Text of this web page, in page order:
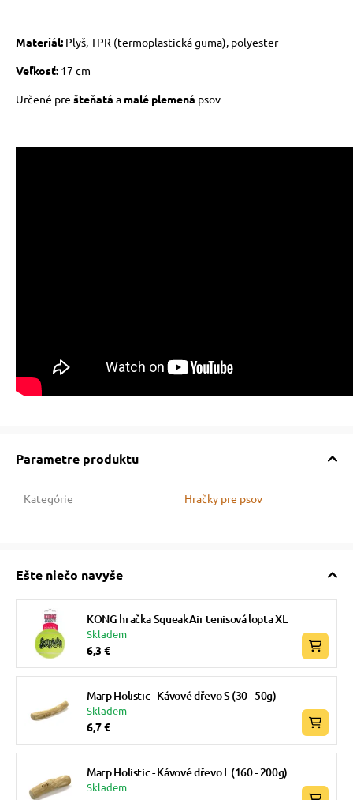
Materiál:Plyš, TPR (termoplastická guma), polyester
Veľkosť:17 cm
Určené pre šteňatá a malé plemená psov
Parametre produktu
Kategórie Hračky pre psov
Ešte niečo navyše
KONG hračka SqueakAir tenisová lopta XL
Skladem
6,3 €
Marp Holistic - Kávové dřevo S (30 - 50g)
Skladem
6,7 €
Marp Holistic - Kávové dřevo L (160 - 200g)
Skladem